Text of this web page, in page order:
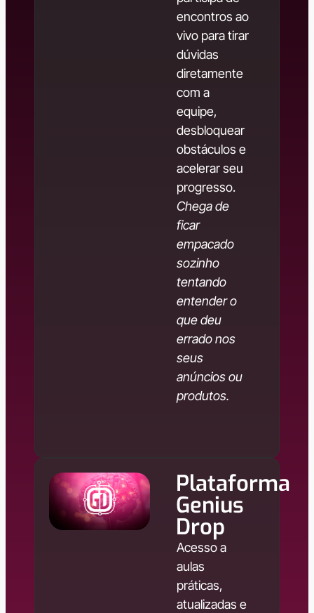
encontros ao
vivo para tirar
dúvidas
diretamente
com a
equipe,
desbloquear
obstáculos e
acelerar seu
progresso.
Chega de
ficar
empacado
sozinho
tentando
entender o
que deu
errado nos
seus
anúncios ou
produtos.
Plataforma
Genius
Drop
Acesso a
aulas
práticas,
atualizadas e